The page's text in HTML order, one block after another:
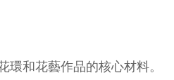
環和花藝作品的核心材料。